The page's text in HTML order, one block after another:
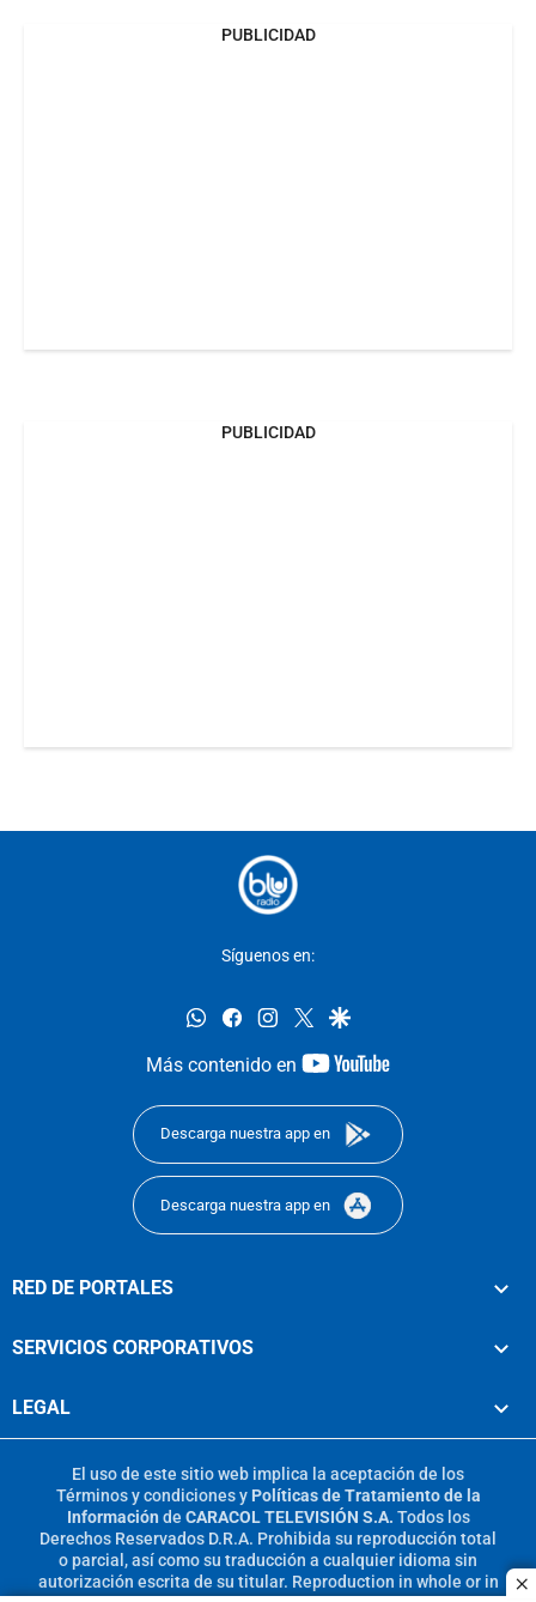
PUBLICIDAD
PUBLICIDAD
Síguenos en:
whatsappfacebookinstagram
twittergoogle
Más contenido en
youtube-
Descarga nuestra app en
Descarga nuestra app en
RED DE PORTALES
SERVICIOS CORPORATIVOS
LEGAL
El uso de este sitio web implica la aceptación de los
Términos y condicionesy Políticas de Tratamiento de la
Información de CARACOL TELEVISIÓN S.A. Todos los
Derechos Reservados D.R.A. Prohibida su reproducción total
o parcial, así como su traducción a cualquier idioma sin
autorización escrita de su titular. Reproduction in whole or in